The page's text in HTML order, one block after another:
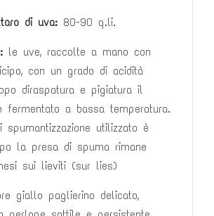
di uva: 80-90 q.li.
le uve, raccolte a mano con
con un grado di acidità
diraspatura e pigiatura il
fermentato a bassa temperatura.
utilizzato è
la presa di spuma rimane
sui lieviti (sur lies)
giallo paglierino delicato,